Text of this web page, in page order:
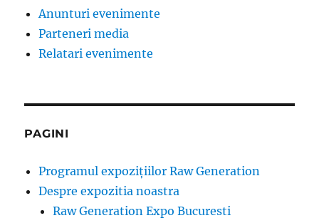
Anunturi evenimente
Parteneri media
Relatari evenimente
PAGINI
Programul expozițiilor Raw Generation
Despre expozitia noastra
Raw Generation Expo Bucuresti